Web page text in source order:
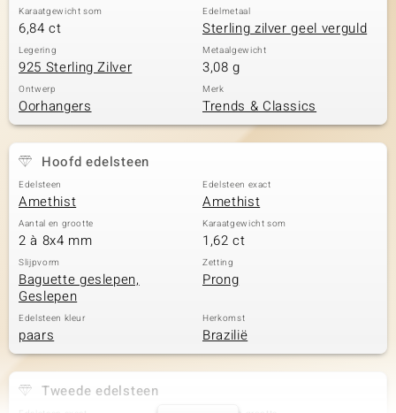
Karaatgewicht som
6,84 ct
Edelmetaal
Sterling zilver geel verguld
Legering
925 Sterling Zilver
Metaalgewicht
3,08 g
Ontwerp
Oorhangers
Merk
Trends & Classics
Hoofd edelsteen
Edelsteen
Amethist
Edelsteen exact
Amethist
Aantal en grootte
2 à 8x4 mm
Karaatgewicht som
1,62 ct
Slijpvorm
Baguette geslepen,
Geslepen
Zetting
Prong
Edelsteen kleur
paars
Herkomst
Brazilië
Tweede edelsteen